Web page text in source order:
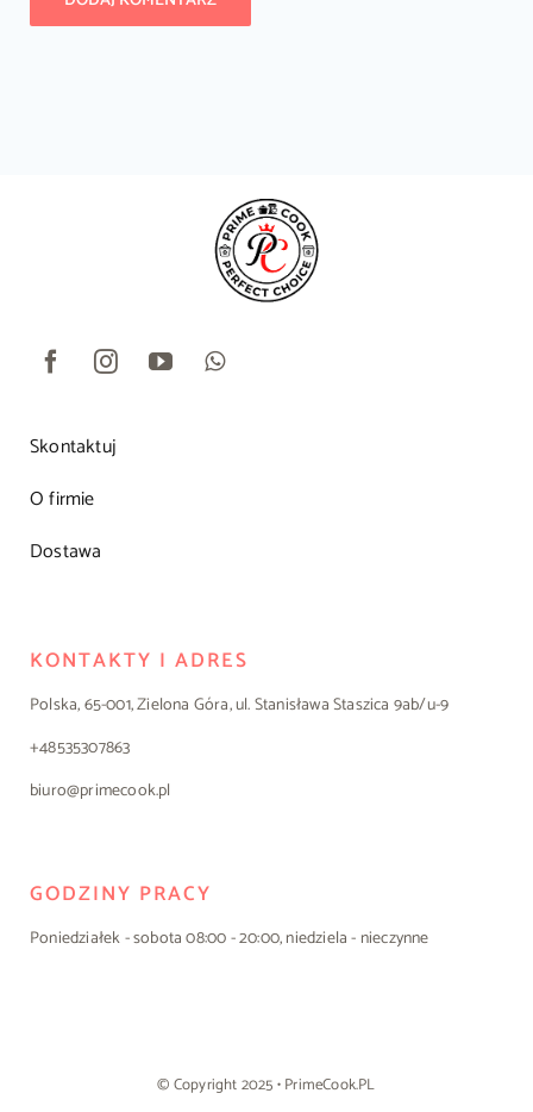
Skontaktuj
O firmie
Dostawa
KONTAKTY I ADRES
Polska, 65-001, Zielona Góra, ul. Stanisława Staszica 9ab/u-9
+48535307863
biuro@primecook.pl
GODZINY PRACY
Poniedziałek - sobota 08:00 - 20:00, niedziela - nieczynne
© Copyright 2025 • PrimeCook.PL